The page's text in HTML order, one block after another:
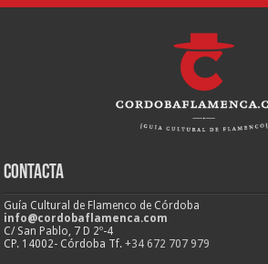
Contacta
Guía Cultural de Flamenco de Córdoba
info@cordobaflamenca.com
C/ San Pablo, 7 D 2º-4
CP. 14002- Córdoba Tf.+34 672 707 979